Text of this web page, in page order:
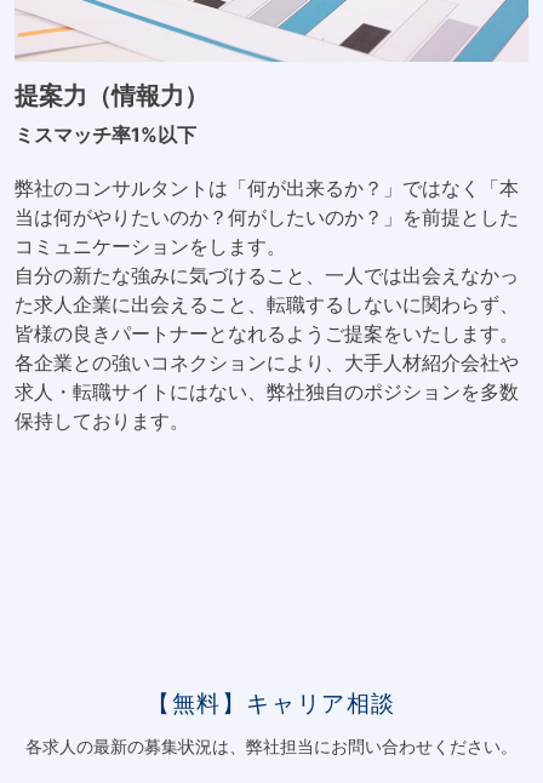
提案力（情報力）
ミスマッチ率1%以下
弊社のコンサルタントは「何が出来るか？」ではなく「本
当は何がやりたいのか？何がしたいのか？」を前提とした
コミュニケーションをします。
自分の新たな強みに気づけること、一人では出会えなかっ
た求人企業に出会えること、転職するしないに関わらず、
皆様の良きパートナーとなれるようご提案をいたします。
各企業との強いコネクションにより、大手人材紹介会社や
求人・転職サイトにはない、弊社独自のポジションを多数
保持しております。
【無料】キャリア相談
各求人の最新の募集状況は、弊社担当にお問い合わせください。